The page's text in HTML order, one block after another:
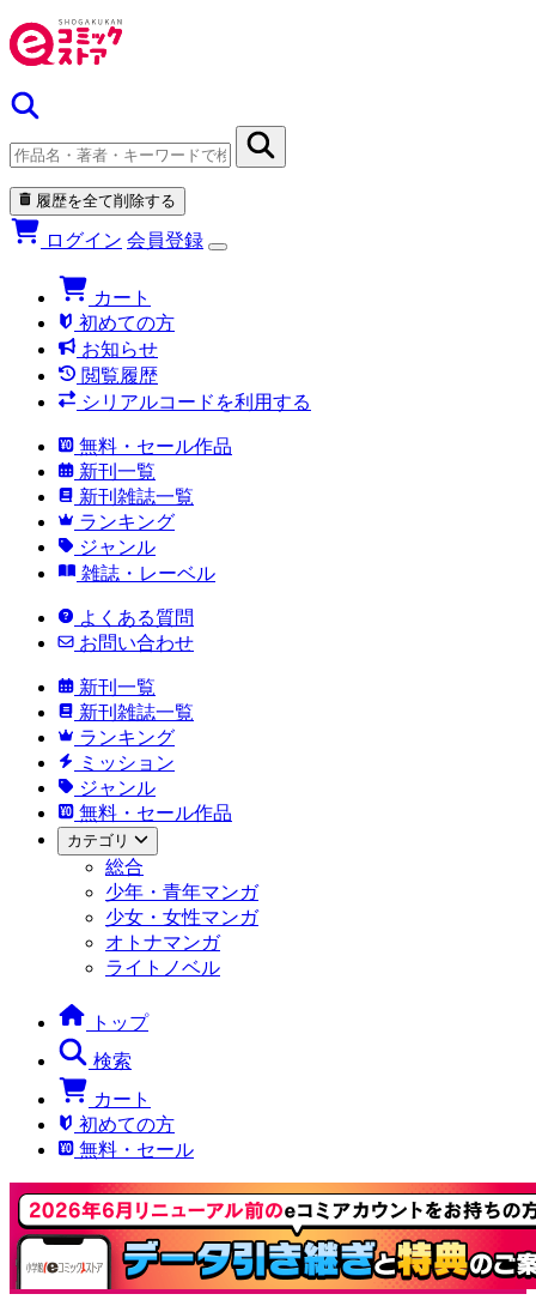
履歴を全て削除する
ログイン 会員登録
カート
初めての方
お知らせ
閲覧履歴
シリアルコードを利用する
無料・セール作品
新刊一覧
新刊雑誌一覧
ランキング
ジャンル
雑誌・レーベル
よくある質問
お問い合わせ
新刊一覧
新刊雑誌一覧
ランキング
ミッション
ジャンル
無料・セール作品
カテゴリ
総合
少年・青年マンガ
少女・女性マンガ
オトナマンガ
ライトノベル
トップ
検索
カート
初めての方
無料・セール